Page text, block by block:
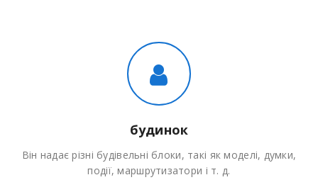
будинок
Він надає різні будівельні блоки, такі як моделі, думки,
події, маршрутизатори і т. д.